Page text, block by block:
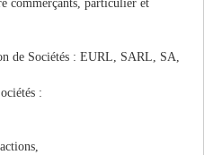
commerçants, particulier et
de Sociétés : EURL, SARL, SA,
: